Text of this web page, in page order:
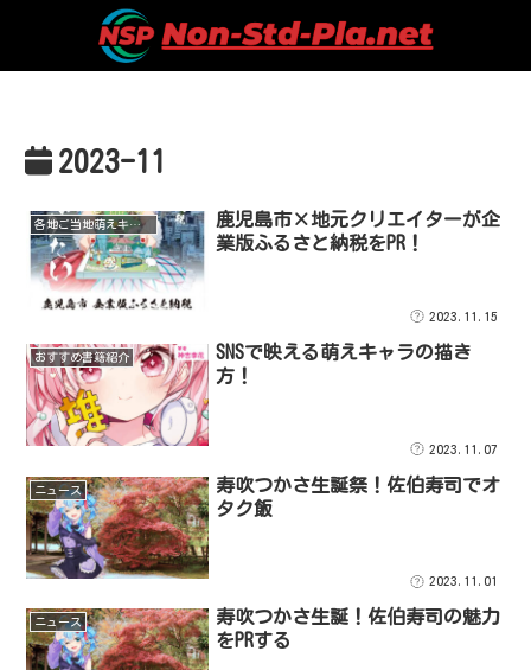
2023-11
各地ご当地萌えキャラ紹介
鹿児島市×地元クリエイターが企
業版ふるさと納税をPR！
2023.11.15
おすすめ書籍紹介
SNSで映える萌えキャラの描き
方！
2023.11.07
ニュース
寿吹つかさ生誕祭！佐伯寿司でオ
タク飯
2023.11.01
ニュース
寿吹つかさ生誕！佐伯寿司の魅力
をPRする